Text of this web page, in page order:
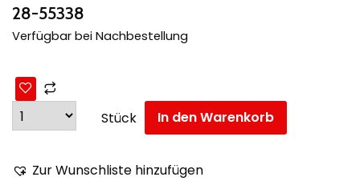
28-55338
Verfügbar bei Nachbestellung
Stück In den Warenkorb
Zur Wunschliste hinzufügen